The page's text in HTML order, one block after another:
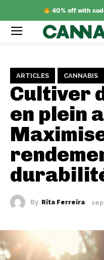
40% off with
ARTICLES CANNABIS
Cultiver
en plein
By Rita Ferreira